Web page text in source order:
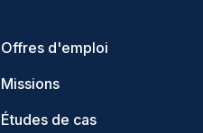
Offres d'emploi
Missions
Études de cas